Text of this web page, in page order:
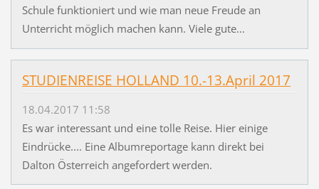
Schule funktioniert und wie man neue Freude an
Unterricht möglich machen kann. Viele gute...
STUDIENREISE HOLLAND 10.-13.April 2017
18.04.2017 11:58
Es war interessant und eine tolle Reise. Hier einige
Eindrücke.... Eine Albumreportage kann direkt bei
Dalton Österreich angefordert werden.